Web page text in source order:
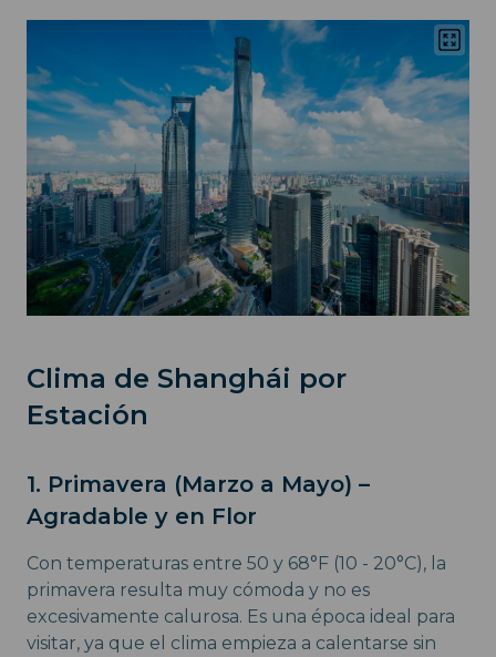
Clima de Shanghái por
Estación
1. Primavera (Marzo a Mayo) –
Agradable y en Flor
Con temperaturas entre 50 y 68°F (10 - 20°C), la
primavera resulta muy cómoda y no es
excesivamente calurosa. Es una época ideal para
visitar, ya que el clima empieza a calentarse sin